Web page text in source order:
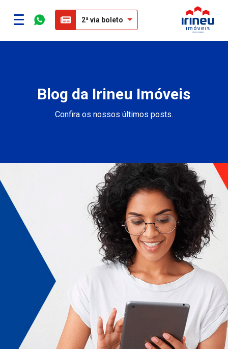
2ª via boleto
Blog da Irineu Imóveis
Confira os nossos últimos posts.